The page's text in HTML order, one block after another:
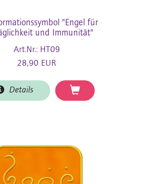
"Engel für
und Immunität"
Art.Nr.: HT09
28,90 EUR
Details